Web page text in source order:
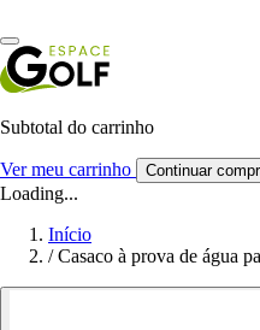
Subtotal do carrinho
Ver meu carrinho Continuar
Loading...
Início
/ Casaco à prova de água